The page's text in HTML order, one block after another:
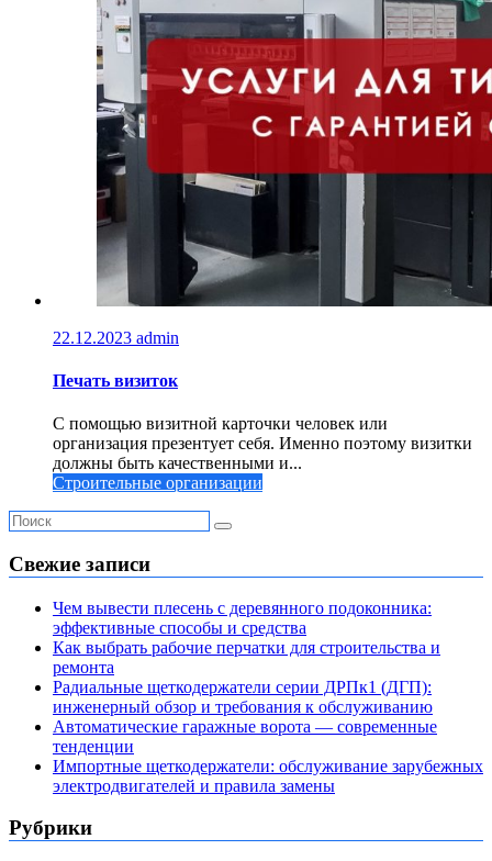
22.12.2023 admin
Печать визиток
С помощью визитной карточки человек или
организация презентует себя. Именно поэтому визитки
должны быть качественными и...
Строительные организации
Свежие записи
Чем вывести плесень с деревянного подоконника:
эффективные способы и средства
Как выбрать рабочие перчатки для строительства и
ремонта
Радиальные щеткодержатели серии ДРПк1 (ДГП):
инженерный обзор и требования к обслуживанию
Автоматические гаражные ворота — современные
тенденции
Импортные щеткодержатели: обслуживание зарубежных
электродвигателей и правила замены
Рубрики